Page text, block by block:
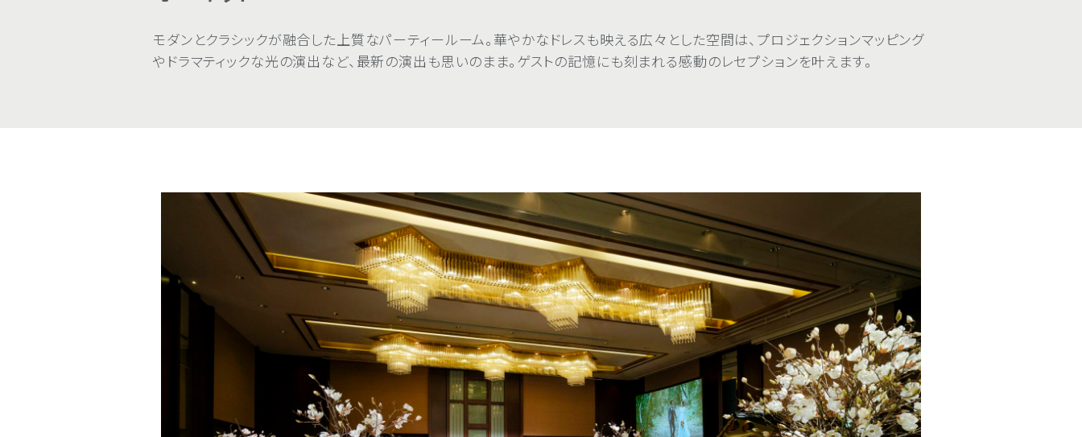
モダンとクラシックが融合した上質なパーティールーム。華やかなドレスも映える広々とした空間は、プロジェクションマッピング
やドラマティックな光の演出など、最新の演出も思いのまま。ゲストの記憶にも刻まれる感動のレセプションを叶えます。